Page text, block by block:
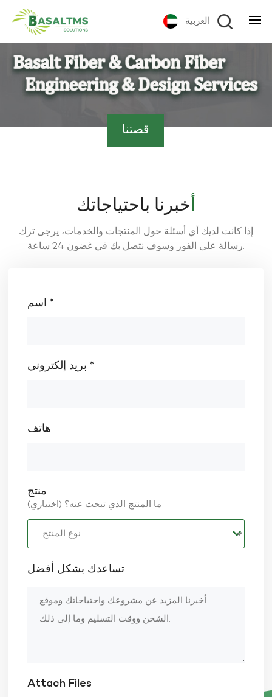
العربية
قصتنا
أخبرنا باحتياجاتك
إذا كانت لديك أي أسئلة حول المنتجات والخدمات، يرجى ترك
رسالة على الفور وسوف نتصل بك في غضون 24 ساعة.
اسم *
بريد إلكتروني *
هاتف
منتج
ما المنتج الذي تبحث عنه؟ (اختياري)
تساعدك بشكل أفضل
Attach Files